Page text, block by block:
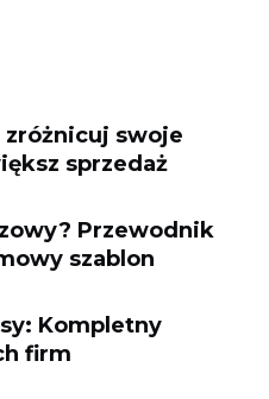
swoje
sprzedaż
Przewodnik
szablon
Kompletny
firm